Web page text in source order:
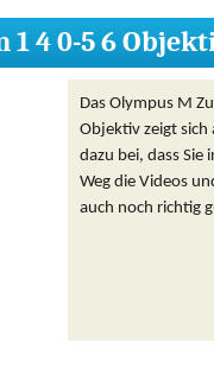
1 4 0-5 6
Das Olympus M
Objektiv zeigt sich
dazu bei, dass
Weg die Videos
auch noch richtig